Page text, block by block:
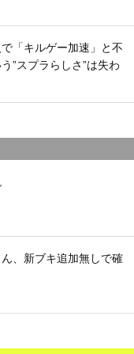
「キルゲー加速」と不
”スプラらしさ”は失わ
ん、新ブキ追加無しで確